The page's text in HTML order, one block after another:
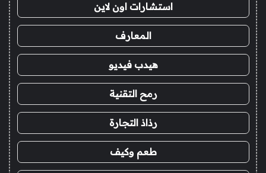
استشارات اون لاين
المعارف
هيدب فيديو
رمح التقنية
رذاذ التجارة
طعم وكيف